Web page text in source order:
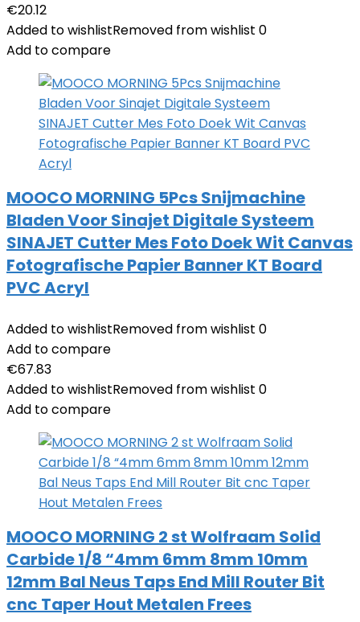
€20.12
Added to wishlistRemoved from wishlist 0
Add to compare
MOOCO MORNING 5Pcs Snijmachine
Bladen Voor Sinajet Digitale Systeem
SINAJET Cutter Mes Foto Doek Wit Canvas
Fotografische Papier Banner KT Board
PVC Acryl
Added to wishlistRemoved from wishlist 0
Add to compare
€67.83
Added to wishlistRemoved from wishlist 0
Add to compare
MOOCO MORNING 2 st Wolfraam Solid
Carbide 1/8 “4mm 6mm 8mm 10mm
12mm Bal Neus Taps End Mill Router Bit
cnc Taper Hout Metalen Frees